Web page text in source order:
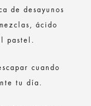
de desayunos
ácido
pastel.
cuando
tu día.